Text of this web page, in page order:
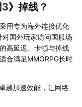
》掉线？
用专为海外连接优化
对国外玩家访问国服场
高延迟、卡顿与掉线
合满足MMORPG长时
越加速效能，让网络